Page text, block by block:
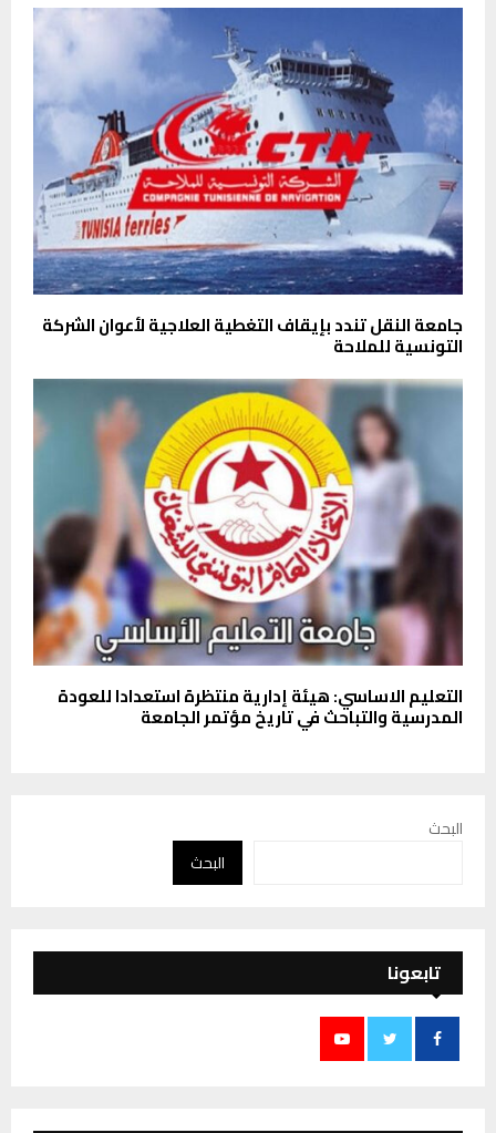
جامعة النقل تندد بإيقاف التغطية العلاجية لأعوان الشركة
التونسية للملاحة
التعليم الاساسي: هيئة إدارية منتظرة استعدادا للعودة
المدرسية والتباحث في تاريخ مؤتمر الجامعة
البحث
البحث
تابعونا